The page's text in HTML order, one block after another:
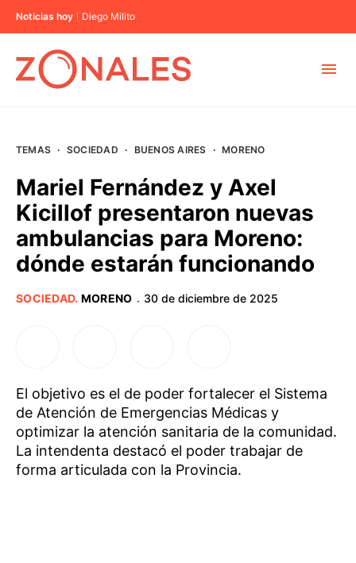
Noticias hoy Diego Milito
BUENOS AIRES
PROVINCIAS
TEMAS · SOCIEDAD · BUENOS AIRES · MORENO
Mariel Fernández y Axel
Kicillof presentaron nuevas
ambulancias para Moreno:
dónde estarán funcionando
SOCIEDAD. MORENO · 30 de diciembre de 2025
El objetivo es el de poder fortalecer el Sistema
de Atención de Emergencias Médicas y
optimizar la atención sanitaria de la comunidad.
La intendenta destacó el poder trabajar de
forma articulada con la Provincia.